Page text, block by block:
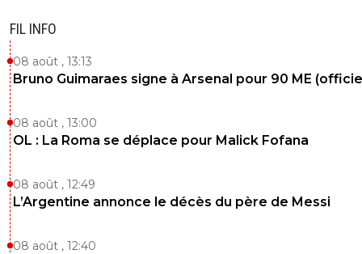
FIL INFO
08 août , 13:13
Bruno Guimaraes signe à Arsenal pour 90 ME
08 août , 13:00
OL : La Roma se déplace pour Malick Fofana
08 août , 12:49
L’Argentine annonce le décès du père de Messi
08 août , 12:40